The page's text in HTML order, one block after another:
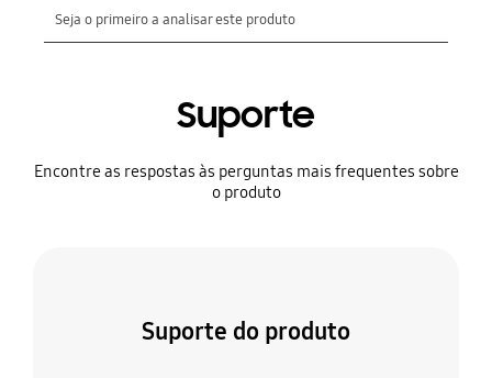
Suporte
Encontre as respostas às perguntas mais frequentes sobre
o produto
Suporte do produto